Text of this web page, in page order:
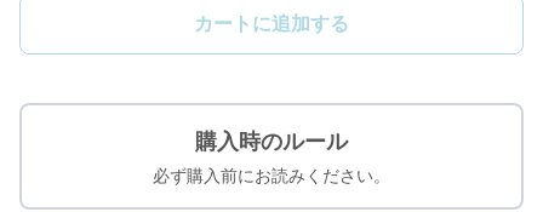
カートに追加する
購入時のルール
必ず購入前にお読みください。